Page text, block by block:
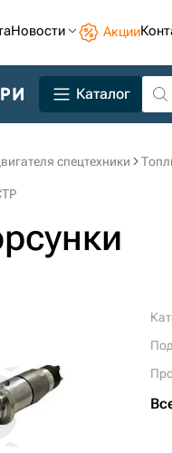
Новости Акции
Каталог
спецтехники